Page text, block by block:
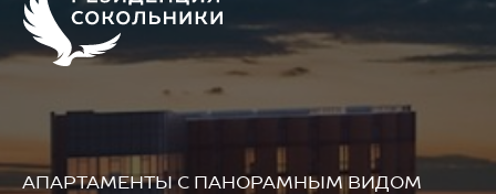
АПАРТАМЕНТЫ С ПАНОРАМНЫМ ВИДОМ